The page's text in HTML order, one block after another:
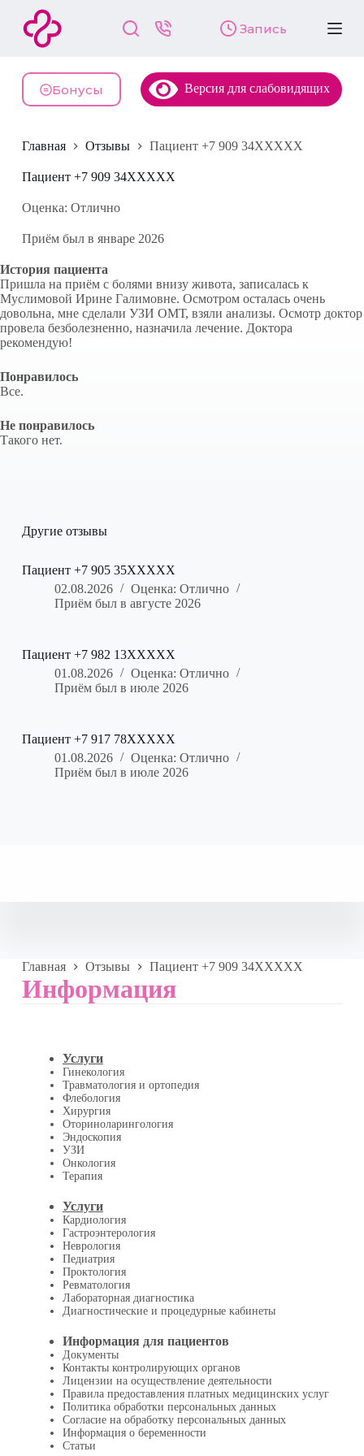
й
и
у
и
Запись
Бонусы Версия для слабовидящих
Главная Отзывы Пациент +7 909 34XXXXX
Пациент +7 909 34XXXXX
Оценка: Отлично
Приём был в январе 2026
История пациента
Пришла на приём с болями внизу живота, записалась к
Муслимовой Ирине Галимовне. Осмотром осталась очень
довольна, мне сделали УЗИ ОМТ, взяли анализы. Осмотр доктор
провела безболезненно, назначила лечение. Доктора
рекомендую!
Понравилось
Все.
Не понравилось
Такого нет.
Другие отзывы
Пациент +7 905 35XXXXX
02.08.2026
Оценка: Отлично
Приём был в августе 2026
Пациент +7 982 13XXXXX
01.08.2026
Оценка: Отлично
Приём был в июле 2026
Пациент +7 917 78XXXXX
01.08.2026
Оценка: Отлично
Приём был в июле 2026
Главная Отзывы Пациент +7 909 34XXXXX
Информация
Услуги
Гинекология
Травматология и ортопедия
Флебология
Хирургия
Оториноларингология
Эндоскопия
УЗИ
Онкология
Терапия
Услуги
Кардиология
Гастроэнтерология
Неврология
Педиатрия
Проктология
Ревматология
Лабораторная диагностика
Диагностические и процедурные кабинеты
Информация для пациентов
Документы
Контакты контролирующих органов
Лицензии на осуществление деятельности
Правила предоставления платных медицинских услуг
Политика обработки персональных данных
Согласие на обработку персональных данных
Информация о беременности
Статьи